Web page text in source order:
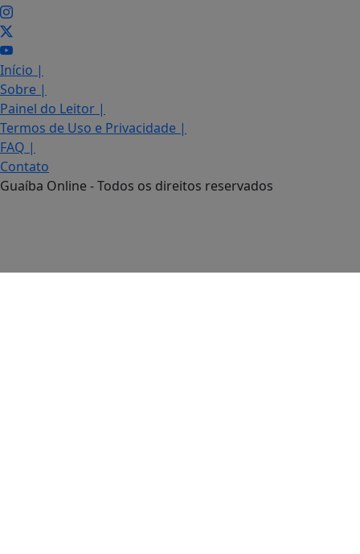
Início |
Sobre |
Painel do Leitor |
Termos de Uso e Privacidade |
FAQ |
Contato
Guaíba Online - Todos os direitos reservados